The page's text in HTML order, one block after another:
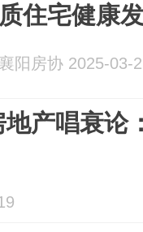
质住宅健康
襄阳房协 2025-03-
产唱衰论